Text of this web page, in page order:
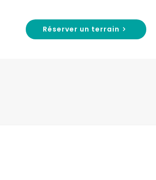
Réserver un terrain